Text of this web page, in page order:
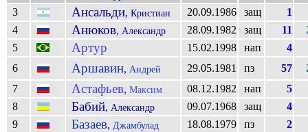
3
Ансальди, Кристиан 20.09.1986 защ
1
4
Анюков, Александр 28.09.1982 защ 11
5
Артур 15.02.1998 нап
4
6
Аршавин, Андрей 29.05.1981 пз 57
7
Астафьев, Максим 08.12.1982 нап
5
8
Бабий, Александр 09.07.1968 защ
4
9
Базаев, Джамбулад 18.08.1979 пз
2